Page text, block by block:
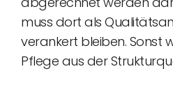
muss dort als
verankert bleiben. Sonst
Pflege aus der